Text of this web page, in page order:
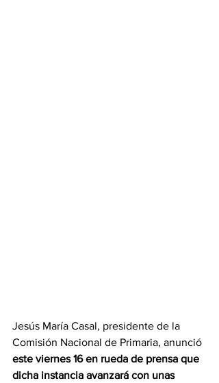
Jesús María Casal, presidente de la
Comisión Nacional de Primaria, anunció
este viernes 16 en rueda de prensa que
dicha instancia avanzará con unas